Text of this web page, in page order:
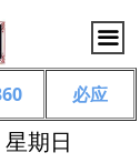
끀
期日
必应